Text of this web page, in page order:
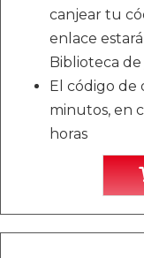
canjear tu
enlace
Biblioteca de
El código de
minutos, en
horas